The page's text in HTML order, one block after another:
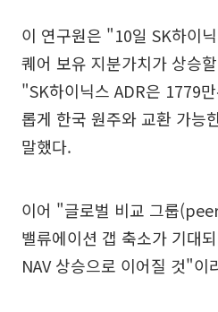
이 연구원은 "10일 SK하이
퀘어 보유 지분가치가 상승
"SK하이닉스 ADR은 1779
롭게 한국 원주와 교환 가능
말했다.
이어 "글로벌 비교 그룹
밸류에이션 갭 축소가 기대
NAV 상승으로 이어질 것"이